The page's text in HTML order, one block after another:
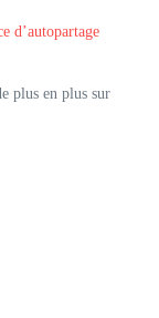
d’autopartage
plus en plus sur